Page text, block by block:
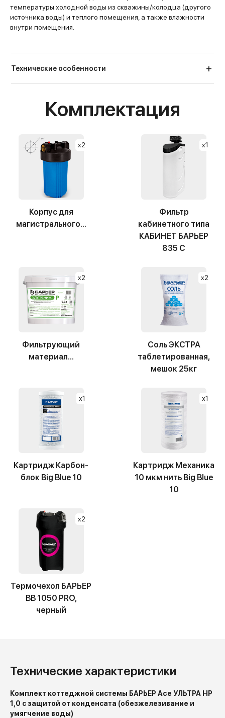
температуры холодной воды из скважины/колодца (другого
источника воды) и теплого помещения, а также влажности
внутри помещения.
Технические особенности
Комплектация
x2
Корпус для
магистрального...
x1
Фильтр
кабинетного типа
КАБИНЕТ БАРЬЕР
835 С
x2
Фильтрующий
материал...
x2
Соль ЭКСТРА
таблетированная,
мешок 25кг
x1
Картридж Карбон-
блок Big Blue 10
x1
Картридж Механика
10 мкм нить Big Blue
10
x2
Термочехол БАРЬЕР
BB 1050 PRO,
черный
Технические характеристики
Комплект коттеджной системы БАРЬЕР Ace УЛЬТРА HP
1,0 с защитой от конденсата (обезжелезивание и
умягчение воды)